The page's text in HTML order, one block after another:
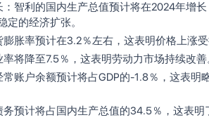
：智利的国内生产总值预计将在2024年增长
定的经济扩张。
膨胀率预计在3.2％左右，这表明价格上涨
率将降至7.5％，这表明劳动力市场持续改
常账户余额预计将占GDP的-1.8％，这表明
务预计将占国内生产总值的34.5％，这表明